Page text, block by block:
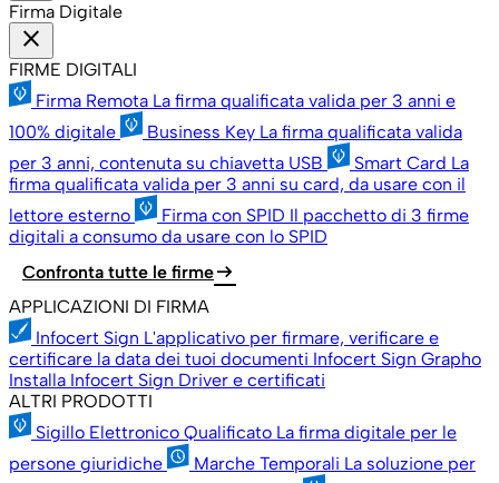
Firma Digitale
close
FIRME DIGITALI
Firma Remota La firma qualificata valida per 3 anni e
100% digitale
Business Key La firma qualificata valida
per 3 anni, contenuta su chiavetta USB
Smart Card La
firma qualificata valida per 3 anni su card, da usare con il
lettore esterno
Firma con SPID Il pacchetto di 3 firme
digitali a consumo da usare con lo SPID
Confronta tutte le firmearrow_right_alt
APPLICAZIONI DI FIRMA
Infocert Sign L'applicativo per firmare, verificare e
certificare la data dei tuoi documenti Infocert Sign Grapho
Installa Infocert Sign Driver e certificati
ALTRI PRODOTTI
Sigillo Elettronico Qualificato La firma digitale per le
persone giuridiche
Marche Temporali La soluzione per